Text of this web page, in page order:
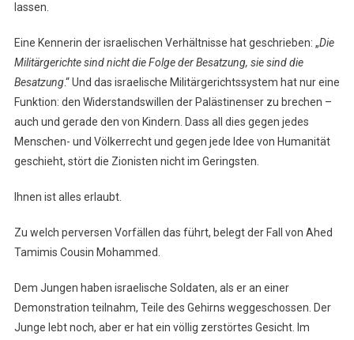
lassen.
Eine Kennerin der israelischen Verhältnisse hat geschrieben: „Die
Militärgerichte sind nicht die Folge der Besatzung, sie sind die
Besatzung.“ Und das israelische Militärgerichtssystem hat nur eine
Funktion: den Widerstandswillen der Palästinenser zu brechen –
auch und gerade den von Kindern. Dass all dies gegen jedes
Menschen- und Völkerrecht und gegen jede Idee von Humanität
geschieht, stört die Zionisten nicht im Geringsten.
Ihnen ist alles erlaubt.
Zu welch perversen Vorfällen das führt, belegt der Fall von Ahed
Tamimis Cousin Mohammed.
Dem Jungen haben israelische Soldaten, als er an einer
Demonstration teilnahm, Teile des Gehirns weggeschossen. Der
Junge lebt noch, aber er hat ein völlig zerstörtes Gesicht. Im